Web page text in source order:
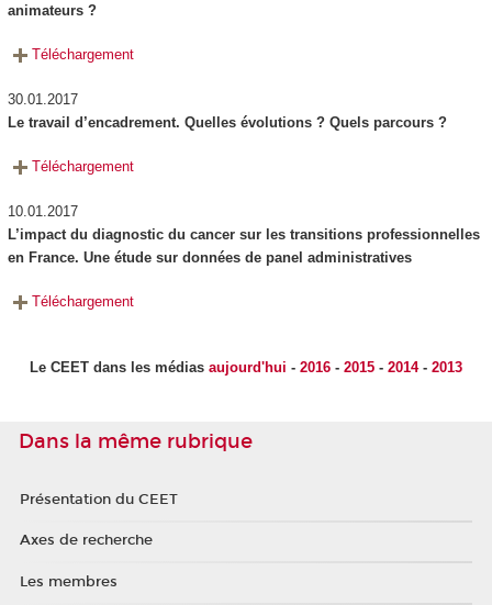
animateurs ?
Téléchargement
30.01.2017
Le travail d’encadrement. Quelles évolutions ? Quels parcours ?
Téléchargement
10.01.2017
L’impact du diagnostic du cancer sur les transitions professionnelles
en France. Une étude sur données de panel administratives
Téléchargement
Le CEET dans les médias aujourd'hui - 2016 - 2015 - 2014- 2013
Dans la même rubrique
Présentation du CEET
Axes de recherche
Les membres